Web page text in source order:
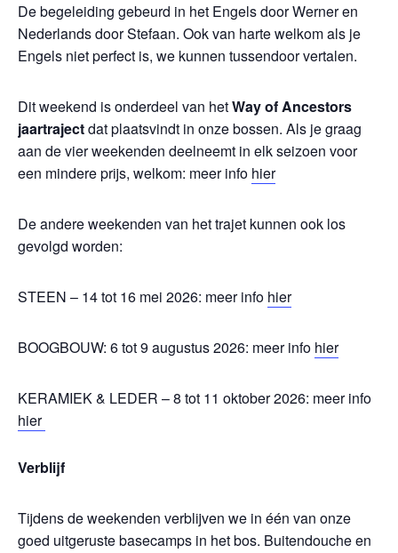
De begeleiding gebeurd in het Engels door Werner en
Nederlands door Stefaan. Ook van harte welkom als je
Engels niet perfect is, we kunnen tussendoor vertalen.
Dit weekend is onderdeel van hetWay of Ancestors
jaartrajectdat plaatsvindt in onze bossen. Als je graag
aan de vier weekenden deelneemt in elk seizoen voor
een mindere prijs, welkom: meer info hier
De andere weekenden van het trajet kunnen ook los
gevolgd worden:
STEEN – 14 tot 16 mei 2026: meer info hier
BOOGBOUW: 6 tot 9 augustus 2026: meer info hier
KERAMIEK & LEDER – 8 tot 11 oktober 2026: meer info
hier
Verblijf
Tijdens de weekenden verblijven we in één van onze
goed uitgeruste basecamps in het bos. Buitendouche en